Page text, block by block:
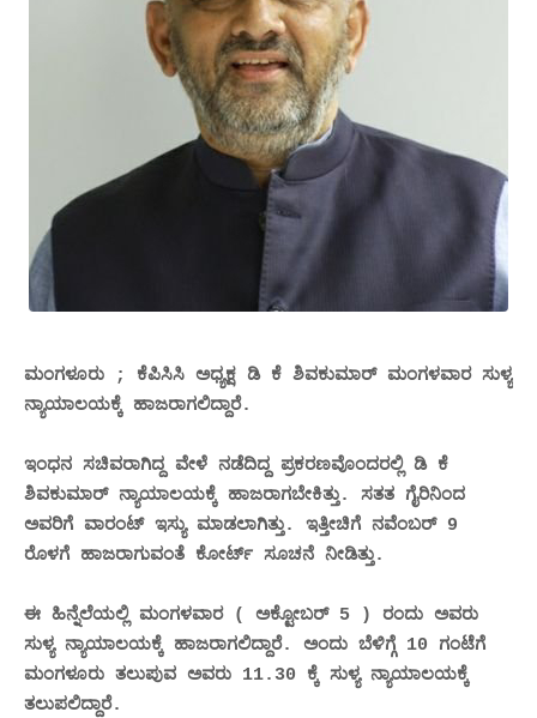
ಮಂಗಳೂರು ; ಕೆಪಿಸಿಸಿ ಅಧ್ಯಕ್ಷ ‌ಡಿ ಕೆ ಶಿವಕುಮಾರ್ ಮಂಗಳವಾರ ಸುಳ್ಯ
ನ್ಯಾಯಾಲಯಕ್ಕೆ ‌ಹಾಜರಾಗಲಿದ್ದಾರೆ.
ಇಂಧನ ಸಚಿವರಾಗಿದ್ದ ವೇಳೆ ನಡೆದಿದ್ದ ಪ್ರಕರಣವೊಂದರಲ್ಲಿ ಡಿ ಕೆ
ಶಿವಕುಮಾರ್ ನ್ಯಾಯಾಲಯಕ್ಕೆ ಹಾಜರಾಗಬೇಕಿತ್ತು. ಸತತ ಗೈರಿನಿಂದ
ಅವರಿಗೆ ವಾರಂಟ್ ಇಸ್ಯು ಮಾಡಲಾಗಿತ್ತು. ಇತ್ತೀಚಿಗೆ ನವೆಂಬರ್ 9
ರೊಳಗೆ ಹಾಜರಾಗುವಂತೆ ಕೋರ್ಟ್ ಸೂಚನೆ ನೀಡಿತ್ತು.
ಈ ಹಿನ್ನೆಲೆಯಲ್ಲಿ ಮಂಗಳವಾರ ( ಅಕ್ಟೋಬರ್ 5 ) ರಂದು ಅವರು
ಸುಳ್ಯ ನ್ಯಾಯಾಲಯಕ್ಕೆ ಹಾಜರಾಗಲಿದ್ದಾರೆ. ಅಂದು ಬೆಳಿಗ್ಗೆ 10 ಗಂಟೆಗೆ
ಮಂಗಳೂರು ತಲುಪುವ ಅವರು 11.30 ಕ್ಕೆ ಸುಳ್ಯ ನ್ಯಾಯಾಲಯಕ್ಕೆ
ತಲುಪಲಿದ್ದಾರೆ.